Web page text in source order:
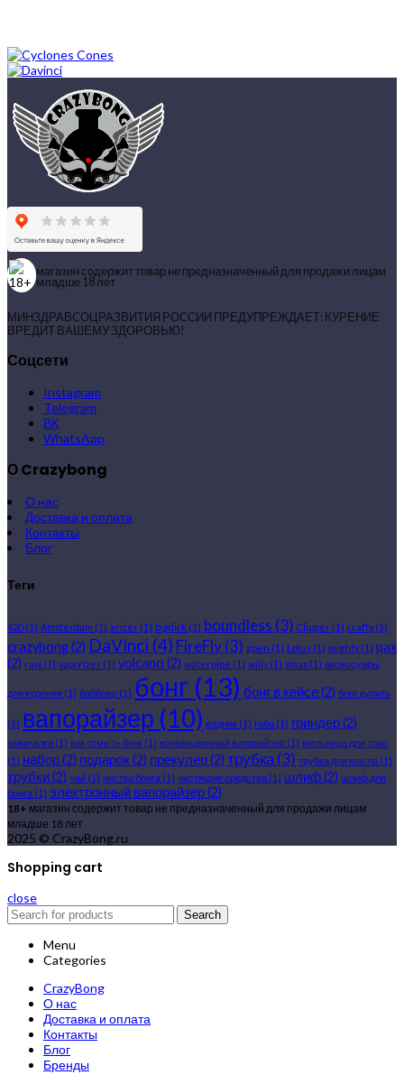
магазин содержит товар не предназначенный для продажи лицам
младше 18 лет
МИНЗДРАВСОЦРАЗВИТИЯ РОССИИ ПРЕДУПРЕЖДАЕТ: КУРЕНИЕ
ВРЕДИТ ВАШЕМУ ЗДОРОВЬЮ!
Соцсети
Instagram
Telegram
ВК
WhatsApp
О Crazybong
О нас
Доставка и оплата
Контакты
Блог
Теги
420 (1) Amsterdam (1) arizer (1) bigdick (1) boundless (3) Clipper (1) crafty(1)
crazybong(2) DaVinci (4) FireFly(3) gpen (1) Lotus (1) mighty(1) pax
(2) raw (1) vaporizer (1) volcano (2) waterpipe (1) willy(1) xmax (1) аксессуары
для курения (1) бабблер (1) бонг (13) бонг в кейсе(2) бонг купить
(1) вапорайзер (10) водник (1) габа (1) гриндер(2)
зажигалка (1) как отмыть бонг (1) конвекционный вапорайзер (1) мельница для трав
(1) набор(2) подарок(2) прекулер(2) трубка(3) трубка для масла (1)
трубки(2) чай (1) чистка бонга (1) чистящие средства (1) шлиф(2) шлиф для
бонга (1) электронный вапорайзер(2)
18+ магазин содержит товар не предназначенный для продажи лицам
младше 18 лет
2025 © CrazyBong.ru
Shopping cart
close
Search
Menu
Categories
CrazyBong
О нас
Доставка и оплата
Контакты
Блог
Бренды